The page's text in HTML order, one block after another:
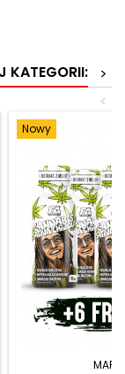
KATEGORII:
>
<
Nowy